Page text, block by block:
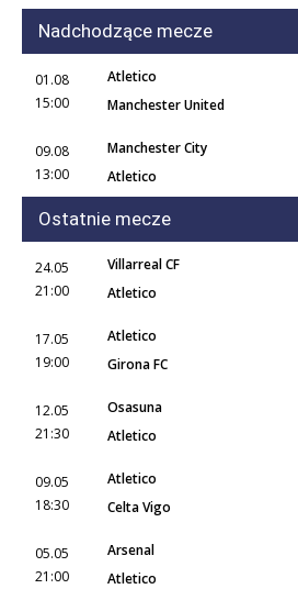
Nadchodzące mecze
01.08
15:00
Atletico
Manchester United
09.08
13:00
Manchester City
Atletico
Ostatnie mecze
24.05
21:00
Villarreal CF
Atletico
17.05
19:00
Atletico
Girona FC
12.05
21:30
Osasuna
Atletico
09.05
18:30
Atletico
Celta Vigo
05.05
21:00
Arsenal
Atletico